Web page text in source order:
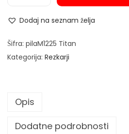
k
a
t
Dodaj na seznam želja
Šifra: pilaM1225 Titan
Kategorija: Rezkarji
Opis
Dodatne podrobnosti